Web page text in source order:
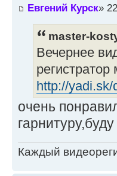
Евгений Курск»
master-
Вечернее
http://
очень
Каждый